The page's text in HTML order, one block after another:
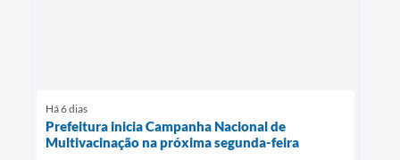
Há 6 dias
Prefeitura inicia Campanha Nacional de
Multivacinação na próxima segunda-feira